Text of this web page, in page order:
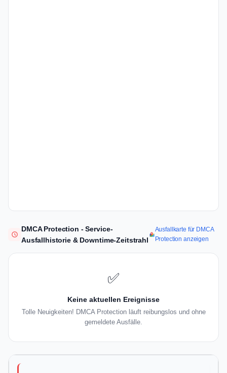
DMCA Protection - Service-
Ausfallhistorie & Downtime-Zeitstrahl
Ausfallkarte für DMCA
Protection anzeigen
✅
Keine aktuellen Ereignisse
Tolle Neuigkeiten! DMCA Protection läuft reibungslos und ohne
gemeldete Ausfälle.